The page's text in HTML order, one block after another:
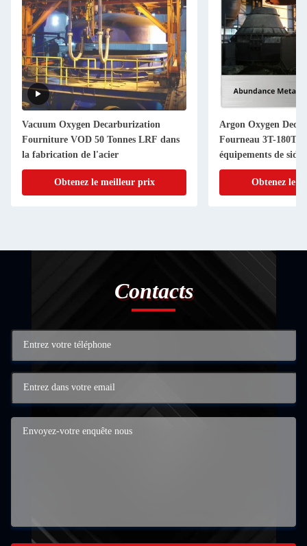
Vacuum Oxygen Decarburization
Fourniture VOD 50 Tonnes LRF dans
la fabrication de l'acier
Obtenez le meilleur prix
Argon Oxygen
Fourneau 3T-180T
équipements de
Obtenez le
Contacts